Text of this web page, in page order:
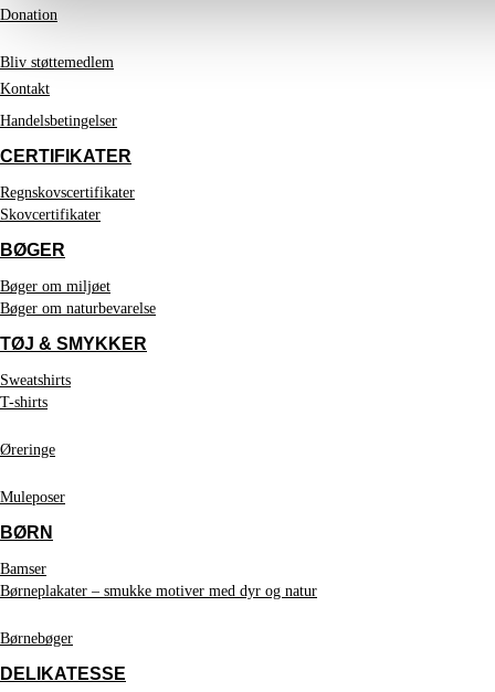
Donation
Bliv støttemedlem
Kontakt
Handelsbetingelser
CERTIFIKATER
Regnskovscertifikater
Skovcertifikater
BØGER
Bøger om miljøet
Bøger om naturbevarelse
TØJ & SMYKKER
Sweatshirts
T-shirts
Øreringe
Muleposer
BØRN
Bamser
Børneplakater – smukke motiver med dyr og natur
Børnebøger
DELIKATESSE